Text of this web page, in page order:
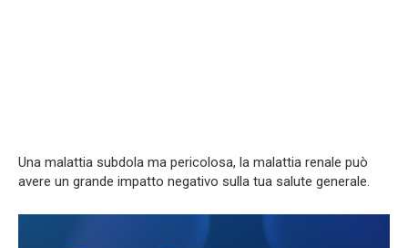
Una malattia subdola ma pericolosa, la malattia renale può
avere un grande impatto negativo sulla tua salute generale.